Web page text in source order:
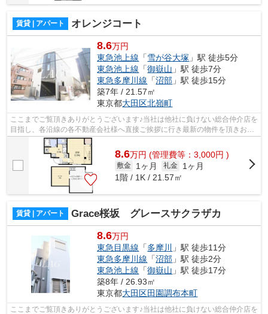
賃貸 | アパート オレンジコート
8.6万円
東急池上線 「雪が谷大塚 」駅 徒歩5分
東急池上線 「御嶽山 」駅 徒歩7分
東急多摩川線 「沼部 」駅 徒歩15分
築7年 / 21.57㎡
東京都大田区北嶺町
ここまでご覧頂きありがとうございます♪当社は他社に負けない総合仲介店を
目指し、各沿線の各不動産会社様へ直接ご挨拶に行き最新の物件を頂きお客
様へ提供しております！最新の情報は...
8.6万円 (管理費等：3,000円 )
敷金 1ヶ月 礼金
1ヶ月
1階 / 1K / 21.57㎡
賃貸 | アパート Grace桜坂 グレースサクラザカ
8.6万円
東急目黒線 「多摩川
」駅 徒歩11分
東急多摩川線 「沼部 」駅 徒歩2分
東急池上線 「御嶽山 」駅 徒歩17分
築8年 / 26.93㎡
東京都大田区田園調布本町
ここまでご覧頂きありがとうございます♪当社は他社に負けない総合仲介店を